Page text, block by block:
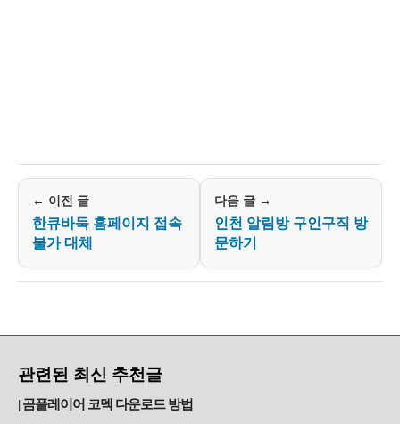
← 이전 글
한큐바둑 홈페이지 접속
불가 대체
다음 글 →
인천 알림방 구인구직 방
문하기
관련된 최신 추천글
곰플레이어 코덱 다운로드 방법